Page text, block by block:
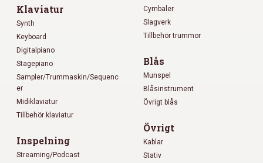
Klaviatur
Synth
Keyboard
Digitalpiano
Stagepiano
Sampler/Trummaskin/Sequenc
er
Midiklaviatur
Tillbehör klaviatur
Inspelning
Streaming/Podcast
Cymbaler
Slagverk
Tillbehör trummor
Blås
Munspel
Blåsinstrument
Övrigt blås
Övrigt
Kablar
Stativ